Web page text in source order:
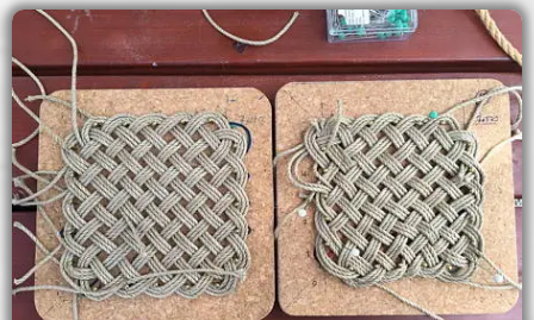
MENU
Hem